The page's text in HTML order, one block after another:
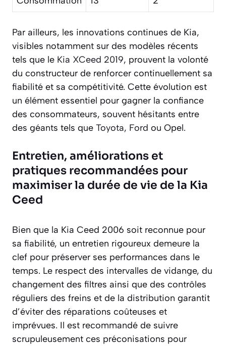
Par ailleurs, les innovations continues de Kia,
visibles notamment sur des modèles récents
tels que le Kia XCeed 2019, prouvent la volonté
du constructeur de renforcer continuellement sa
fiabilité et sa compétitivité. Cette évolution est
un élément essentiel pour gagner la confiance
des consommateurs, souvent hésitants entre
des géants tels que Toyota, Ford ou Opel.
Entretien, améliorations et
pratiques recommandées pour
maximiser la durée de vie de la Kia
Ceed
Bien que la Kia Ceed 2006 soit reconnue pour
sa fiabilité, un entretien rigoureux demeure la
clef pour préserver ses performances dans le
temps. Le respect des intervalles de vidange, du
changement des filtres ainsi que des contrôles
réguliers des freins et de la distribution garantit
d’éviter des réparations coûteuses et
imprévues. Il est recommandé de suivre
scrupuleusement ces préconisations pour